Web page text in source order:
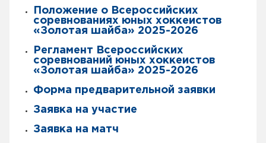
Положение о Всероссийских
соревнованиях юных хоккеистов
«Золотая шайба» 2025-2026
Регламент Всероссийских
соревнований юных хоккеистов
«Золотая шайба» 2025-2026
Форма предварительной заявки
Заявка на участие
Заявка на матч